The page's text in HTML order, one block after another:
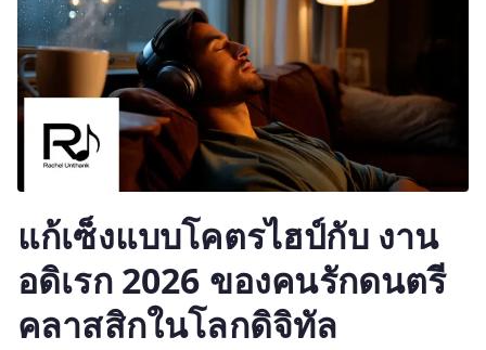
แก้เซ็งแบบโคตรไฮป์กับ งาน
อดิเรก 2026 ของคนรักดนตรี
คลาสสิกในโลกดิจิทัล